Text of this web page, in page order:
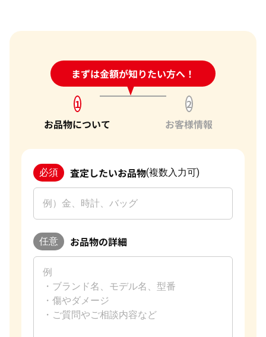
まずは金額が知りたい方へ！
24時間受付中!問い合わせフォーム
1
お品物について
2
お客様情報
必須 査定したいお品物(複数入力可)
任意 お品物の詳細